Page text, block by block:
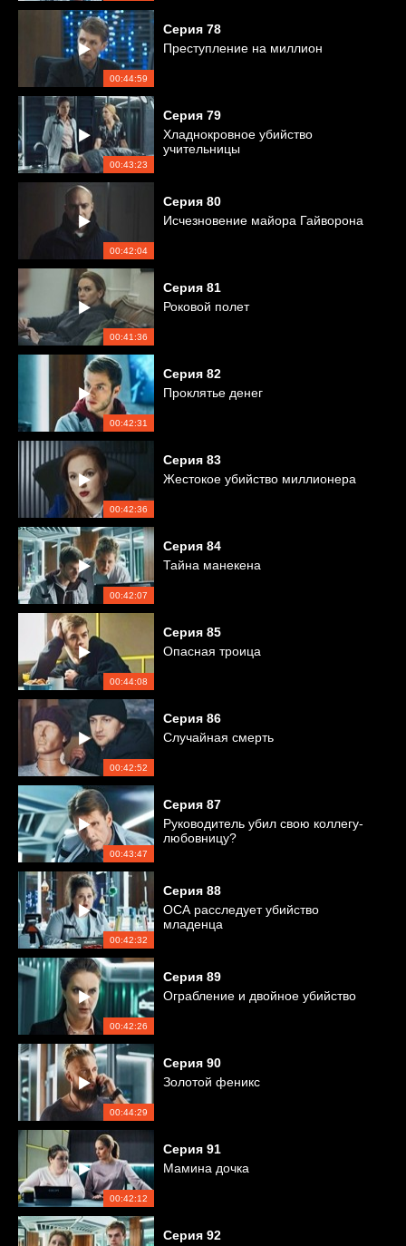
00:44:59
Серия 78
Преступление на миллион
00:43:23
Серия 79
Хладнокровное убийство
учительницы
00:42:04
Серия 80
Исчезновение майора Гайворона
00:41:36
Серия 81
Роковой полет
00:42:31
Серия 82
Проклятье денег
00:42:36
Серия 83
Жестокое убийство миллионера
00:42:07
Серия 84
Тайна манекена
00:44:08
Серия 85
Опасная троица
00:42:52
Серия 86
Случайная смерть
00:43:47
Серия 87
Руководитель убил свою коллегу-
любовницу?
00:42:32
Серия 88
ОСА расследует убийство
младенца
00:42:26
Серия 89
Ограбление и двойное убийство
00:44:29
Серия 90
Золотой феникс
00:42:12
Серия 91
Мамина дочка
Серия 92